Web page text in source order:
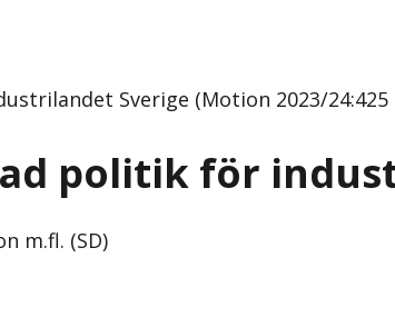
Sverige (Motion 2023/24:425
politik för
m.fl. (SD)